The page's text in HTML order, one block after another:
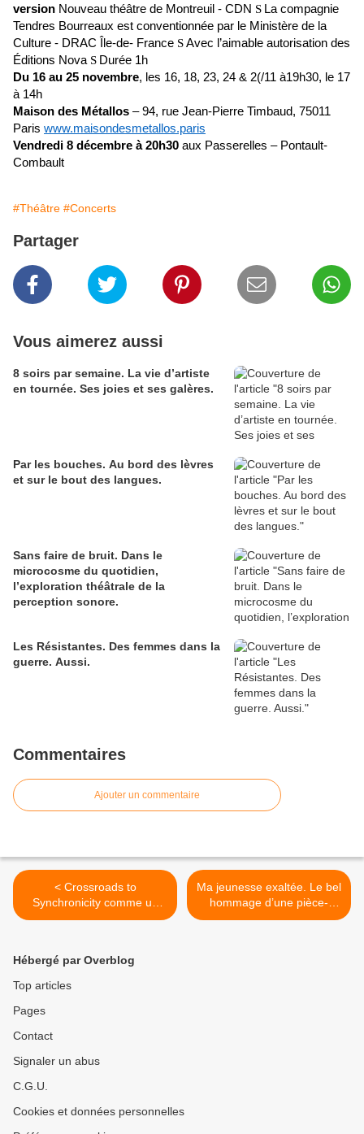
version Nouveau théâtre de Montreuil - CDN S La compagnie
Tendres Bourreaux est conventionnée par le Ministère de la
Culture - DRAC Île-de- France SAvec l’aimable autorisation des
Éditions Nova S Durée 1h
Du 16 au 25 novembre, les 16, 18, 23, 24 & 2(/11 à19h30, le 17
à 14h
Maison des Métallos – 94, rue Jean-Pierre Timbaud, 75011
Paris www.maisondesmetallos.paris
Vendredi 8 décembre à 20h30 aux Passerelles – Pontault-
Combault
#Théâtre #Concerts
Partager
Vous aimerez aussi
8 soirs par semaine. La vie d’artiste
en tournée. Ses joies et ses galères.
Par les bouches. Au bord des lèvres
et sur le bout des langues.
Sans faire de bruit. Dans le
microcosme du quotidien,
l’exploration théâtrale de la
perception sonore.
Les Résistantes. Des femmes dans la
guerre. Aussi.
Commentaires
Ajouter un commentaire
< Crossroads to
Synchronicity comme un
long rêve tranquille –
Ma jeunesse exaltée. Le bel
hommage d’une pièce-
fleuve à la poésie et au
Hébergé par Overblog
Top articles
Pages
Contact
Signaler un abus
C.G.U.
Cookies et données personnelles